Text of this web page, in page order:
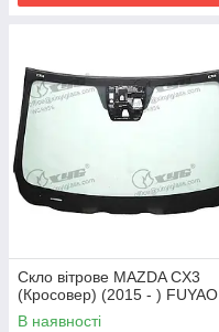
Скло вітрове MAZDA CX3
(Кросовер) (2015 - ) FUYAO
В наявності